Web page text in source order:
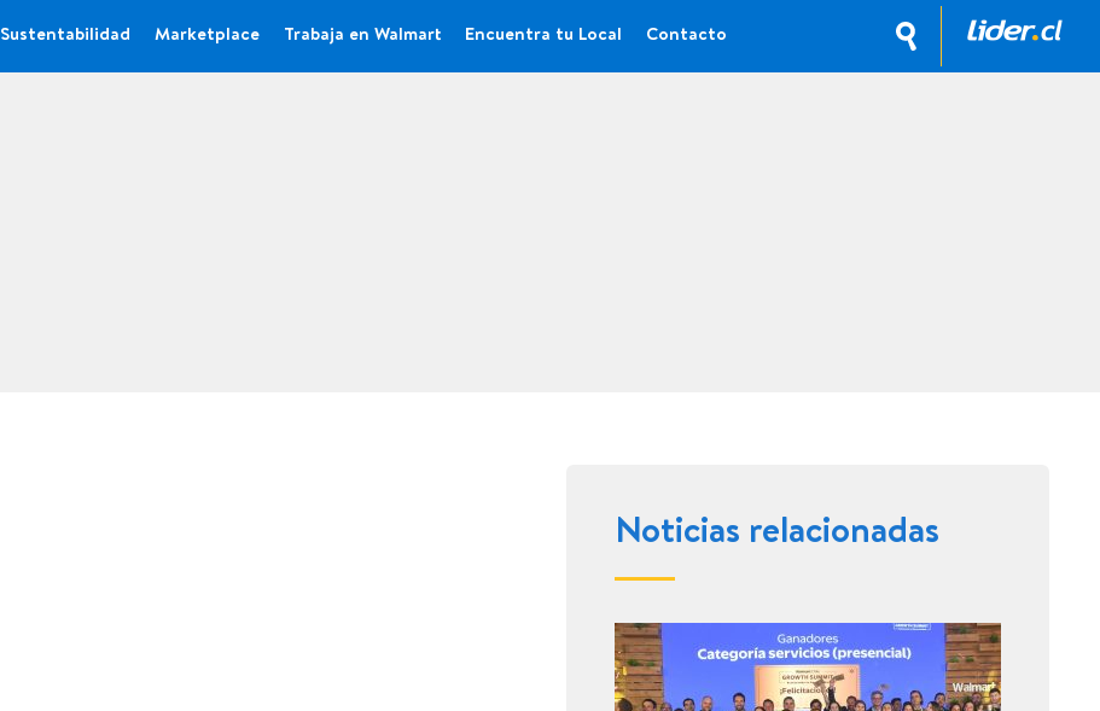
Sustentabilidad Marketplace Trabaja en Walmart Encuentra tu Local Contacto
Noticias relacionadas